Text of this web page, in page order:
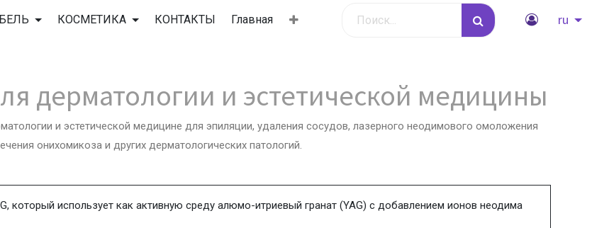
КОСМЕТИКА КОНТАКТЫ Главная ru
дерматологии и эстетической медицины
и эстетической медицине для эпиляции, удаления сосудов, лазерного неодимового омоложения
онихомикоза и других дерматологических патологий.
который использует как активную среду алюмо-итриевый гранат (YAG) с добавлением ионов неодима